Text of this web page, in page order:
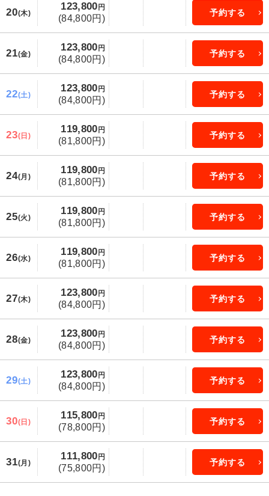
20(木)
123,800 円
(84,800円)
予約する
21(金)
123,800 円
(84,800円)
予約する
22(土)
123,800 円
(84,800円)
予約する
23(日)
119,800 円
(81,800円)
予約する
24(月)
119,800 円
(81,800円)
予約する
25(火)
119,800 円
(81,800円)
予約する
26(水)
119,800 円
(81,800円)
予約する
27(木)
123,800 円
(84,800円)
予約する
28(金)
123,800 円
(84,800円)
予約する
29(土)
123,800 円
(84,800円)
予約する
30(日)
115,800 円
(78,800円)
予約する
31(月)
111,800 円
(75,800円)
予約する